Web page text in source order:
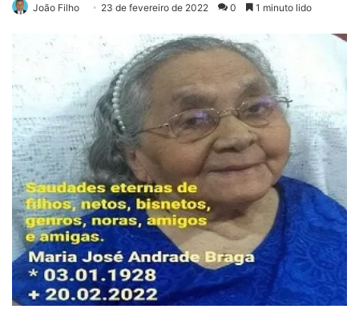
João Filho 23 de fevereiro de 2022 0 1 minuto lido